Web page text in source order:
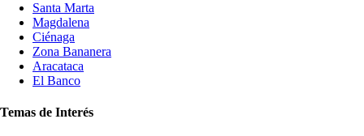
Santa Marta
Magdalena
Ciénaga
Zona Bananera
Aracataca
El Banco
Temas de Interés